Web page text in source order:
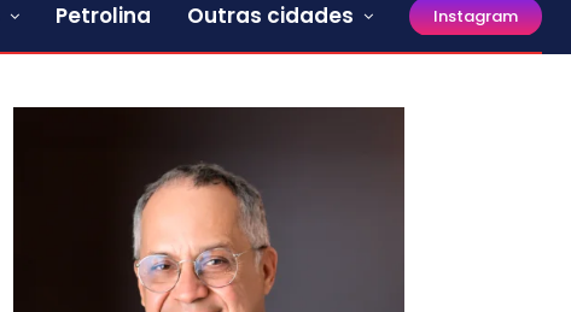
Petrolina Outras cidades Instagram